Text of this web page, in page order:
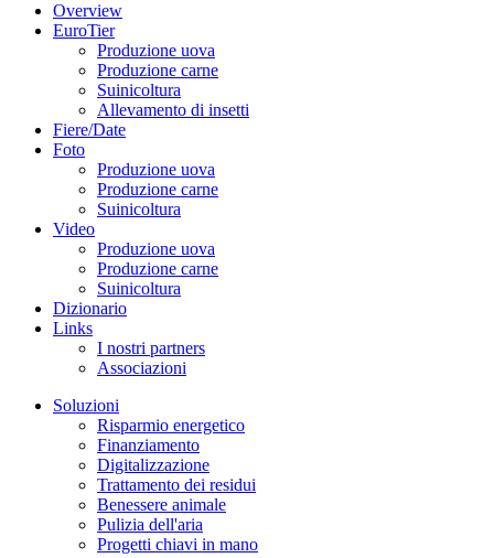
Overview
EuroTier
Produzione uova
Produzione carne
Suinicoltura
Allevamento di insetti
Fiere/Date
Foto
Produzione uova
Produzione carne
Suinicoltura
Video
Produzione uova
Produzione carne
Suinicoltura
Dizionario
Links
I nostri partners
Associazioni
Soluzioni
Risparmio energetico
Finanziamento
Digitalizzazione
Trattamento dei residui
Benessere animale
Pulizia dell'aria
Progetti chiavi in mano